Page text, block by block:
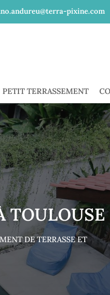
pixine.com
PETIT TERRASSEMENT
TOULOUSE
DE TERRASSE ET